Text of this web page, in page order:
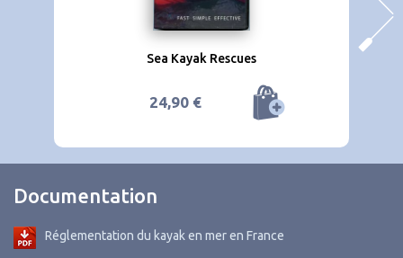
Sea Kayak Rescues
24,90 €
Documentation
Réglementation du kayak en mer en France